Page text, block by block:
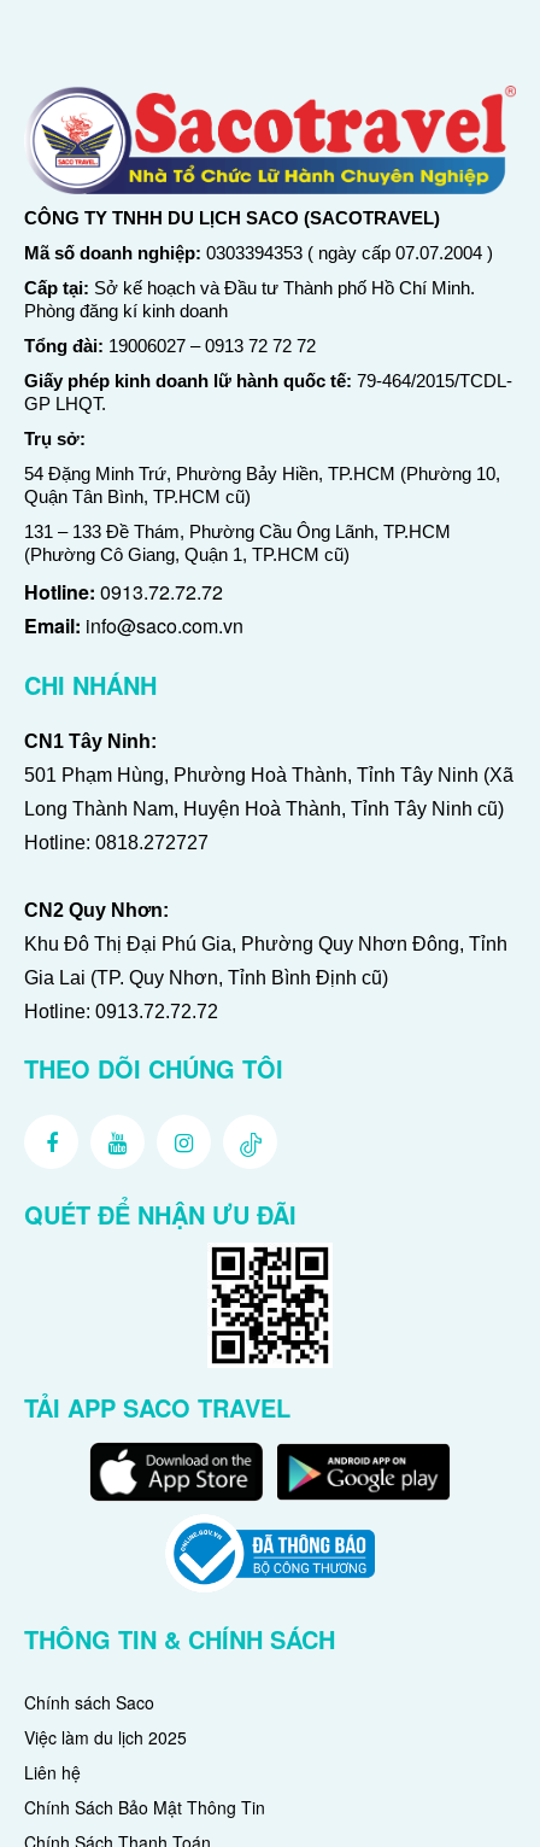
CÔNG TY TNHH DU LỊCH SACO (SACOTRAVEL)
Mã số doanh nghiệp: 0303394353 ( ngày cấp 07.07.2004 )
Cấp tại: Sở kế hoạch và Đầu tư Thành phố Hồ Chí Minh.
Phòng đăng kí kinh doanh
Tổng đài: 19006027 –0913 72 72 72
Giấy phép kinh doanh lữ hành quốc tế: 79-464/2015/TCDL-
GP LHQT.
Trụ sở:
54 Đặng Minh Trứ, Phường Bảy Hiền, TP.HCM (Phường 10,
Quận Tân Bình, TP.HCM cũ)
131 – 133 Đề Thám, Phường Cầu Ông Lãnh, TP.HCM
(Phường Cô Giang, Quận 1, TP.HCM cũ)
Hotline: 0913.72.72.72
Email: info@saco.com.vn
CHI NHÁNH
CN1 Tây Ninh:
501 Phạm Hùng, Phường Hoà Thành, Tỉnh Tây Ninh (Xã
Long Thành Nam, Huyện Hoà Thành, Tỉnh Tây Ninh cũ)
Hotline: 0818.272727
CN2 Quy Nhơn:
Khu Đô Thị Đại Phú Gia, Phường Quy Nhơn Đông, Tỉnh
Gia Lai (TP. Quy Nhơn, Tỉnh Bình Định cũ)
Hotline: 0913.72.72.72
THEO DÕI CHÚNG TÔI
QUÉT ĐỂ NHẬN ƯU ĐÃI
TẢI APP SACO TRAVEL
THÔNG TIN & CHÍNH SÁCH
Chính sách Saco
Việc làm du lịch 2025
Liên hệ
Chính Sách Bảo Mật Thông Tin